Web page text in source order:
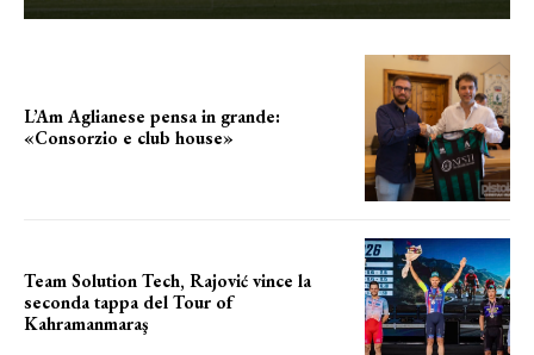
L’Am Aglianese pensa in grande:
«Consorzio e club house»
Team Solution Tech, Rajović vince la
seconda tappa del Tour of
Kahramanmaraş